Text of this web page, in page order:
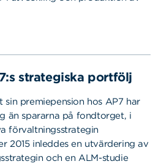
strategiska portfölj
sin premiepension hos AP7 har
än spararna på fondtorget, i
förvaltningsstrategin
2015 inleddes en utvärdering av
och en ALM-studie